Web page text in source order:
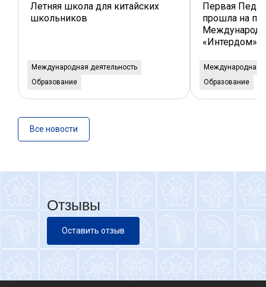
Летняя школа для китайских
школьников
Международная деятельность
Образование
Первая
прошла на
«Интердом»
Международная
Образование
Все новости
Отзывы
Оставить отзыв